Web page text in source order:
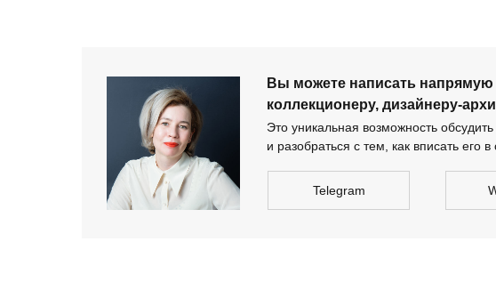
Telegram
Это уникальная возможность
и разобраться с тем, как вписать его
Вы можете написать
коллекционеру, дизайнеру-